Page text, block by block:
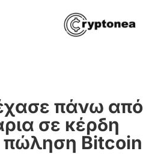
πάνω από
σε κέρδη
Bitcoin